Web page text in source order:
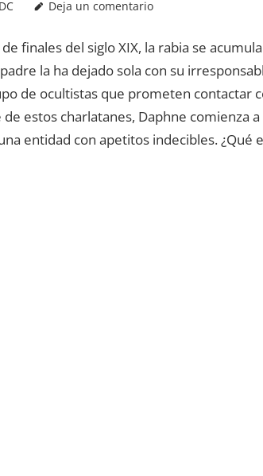
DC Deja un comentario
finales del siglo XIX, la rabia se
la ha dejado sola con su
de ocultistas que prometen contactar
estos charlatanes, Daphne comienza
entidad con apetitos indecibles. ¿Qué